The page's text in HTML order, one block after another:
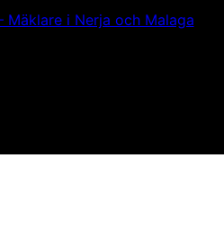
Mäklare i Nerja och Malaga